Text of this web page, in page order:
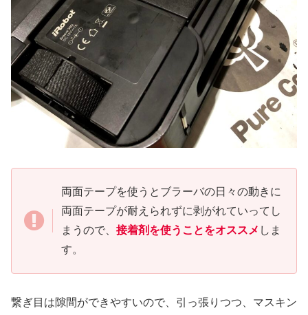
両面テープを使うとブラーバの日々の動きに
両面テープが耐えられずに剥がれていってし
まうので、 接着剤を使うことをオススメ しま
す。
繋ぎ目は隙間ができやすいので、引っ張りつつ、マスキン